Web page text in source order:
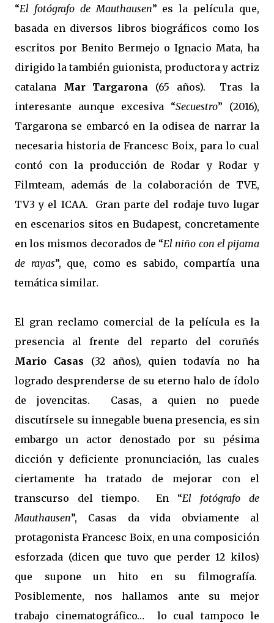
“El fotógrafo de Mauthausen” es la película que,
basada en diversos libros biográficos como los
escritos por Benito Bermejo o Ignacio Mata, ha
dirigido la también guionista, productora y actriz
catalana
Mar Targarona (65 años).
Tras la
interesante aunque excesiva “Secuestro” (2016),
Targarona se embarcó en la odisea de narrar la
necesaria historia de Francesc Boix, para lo cual
contó con la producción de Rodar y Rodar y
Filmteam, además de la colaboración de TVE,
TV3 y el ICAA.
Gran parte del rodaje tuvo lugar
en escenarios sitos en Budapest, concretamente
en los mismos decorados de “El niño con el pijama
de rayas”, que, como es sabido, compartía una
temática similar.
El gran reclamo comercial de la película es la
presencia al frente del reparto del coruñés
Mario Casas (32 años), quien todavía no ha
logrado desprenderse de su eterno halo de ídolo
de jovencitas.
Casas, a quien no puede
discutírsele su innegable buena presencia, es sin
embargo un actor denostado por su pésima
dicción y deficiente pronunciación, las cuales
ciertamente ha tratado de mejorar con el
transcurso del tiempo.
En “El fotógrafo de
Mauthausen”, Casas da vida obviamente al
protagonista Francesc Boix, en una composición
esforzada (dicen que tuvo que perder 12 kilos)
que supone un hito en su filmografía.
Posiblemente, nos hallamos ante su mejor
trabajo cinematográfico…
lo cual tampoco le